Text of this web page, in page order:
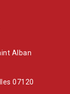
Alban
07120